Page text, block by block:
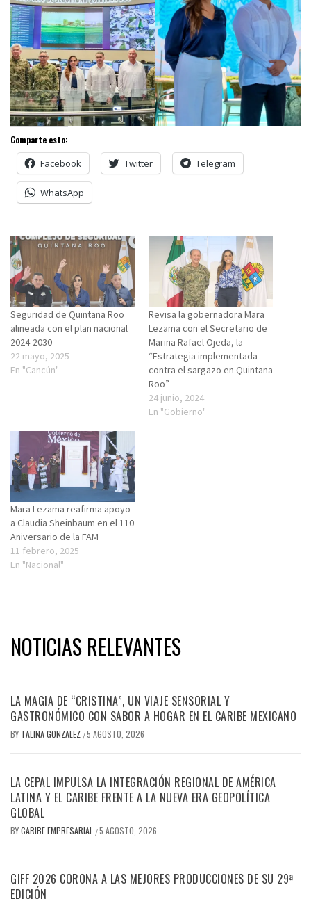
Comparte esto:
Facebook Twitter Telegram
WhatsApp
Seguridad de Quintana Roo
alineada con el plan nacional
2024-2030
22 mayo, 2025
En "Cancún"
Revisa la gobernadora Mara
Lezama con el Secretario de
Marina Rafael Ojeda, la
“Estrategia implementada
contra el sargazo en Quintana
Roo”
24 junio, 2024
En "Gobierno"
Mara Lezama reafirma apoyo
a Claudia Sheinbaum en el 110
Aniversario de la FAM
11 febrero, 2025
En "Nacional"
NOTICIAS RELEVANTES
LA MAGIA DE “CRISTINA”, UN VIAJE SENSORIAL Y
GASTRONÓMICO CON SABOR A HOGAR EN EL CARIBE MEXICANO
BY TALINA GONZALEZ /5 AGOSTO, 2026
LA CEPAL IMPULSA LA INTEGRACIÓN REGIONAL DE AMÉRICA
LATINA Y EL CARIBE FRENTE A LA NUEVA ERA GEOPOLÍTICA
GLOBAL
BYCARIBE EMPRESARIAL /5 AGOSTO, 2026
GIFF 2026 CORONA A LAS MEJORES PRODUCCIONES DE SU 29ª
EDICIÓN